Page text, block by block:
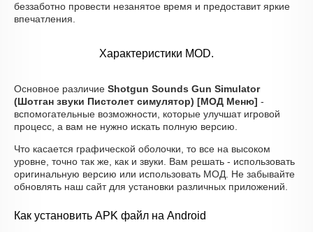
беззаботно провести незанятое время и предоставит яркие
впечатления.
Характеристики MOD.
Основное различие Shotgun Sounds Gun Simulator
(Шотган звуки Пистолет симулятор) [МОД Меню] -
вспомогательные возможности, которые улучшат игровой
процесс, а вам не нужно искать полную версию.
Что касается графической оболочки, то все на высоком
уровне, точно так же, как и звуки. Вам решать - использовать
оригинальную версию или использовать МОД. Не забывайте
обновлять наш сайт для установки различных приложений.
Как установить APK файл на Android